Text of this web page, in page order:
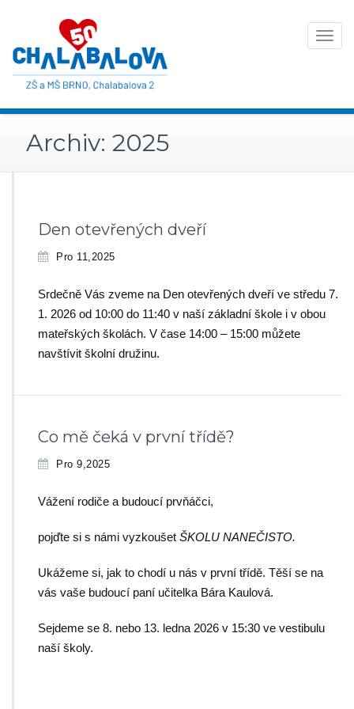
Toggle
Archiv: 2025
Den otevřených dveří
Pro 11,2025
Srdečně Vás zveme na Den otevřených dveří ve středu 7.
1. 2026 od 10:00 do 11:40 v naší základní škole i v obou
mateřských školách. V čase 14:00 – 15:00 můžete
navštívit školní družinu.
Co mě čeká v první třídě?
Pro 9,2025
Vážení rodiče a budoucí prvňáčci,
pojďte si s námi vyzkoušet ŠKOLU NANEČISTO.
Ukážeme si, jak to chodí u nás v první třídě. Těší se na
vás vaše budoucí paní učitelka Bára Kaulová.
Sejdeme se 8. nebo 13. ledna 2026 v 15:30 ve vestibulu
naší školy.